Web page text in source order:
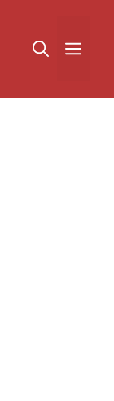
القائمة